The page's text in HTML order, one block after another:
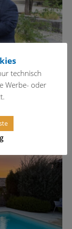
technisch
Werbe- oder